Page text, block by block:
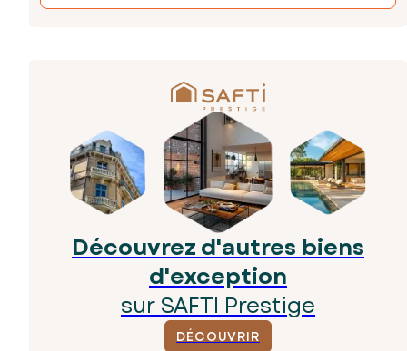
Découvrez d'autres biens
d'exception
sur SAFTI Prestige
DÉCOUVRIR